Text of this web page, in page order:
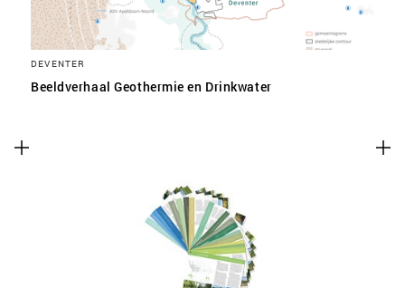
DEVENTER
Beeldverhaal Geothermie en Drinkwater